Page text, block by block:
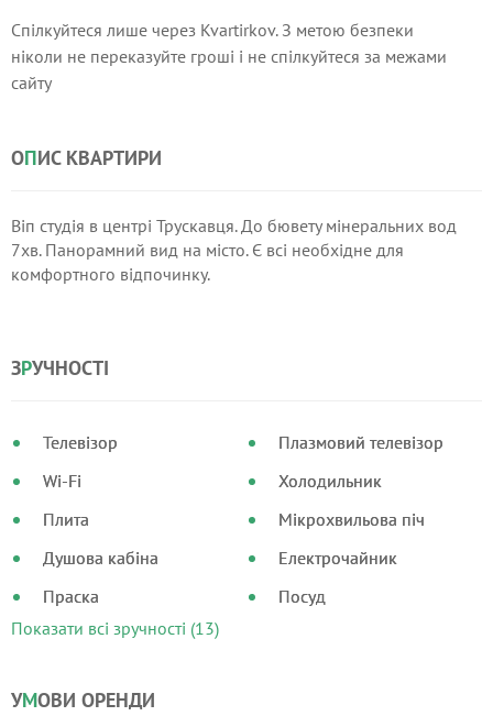
Спілкуйтеся лише через Kvartirkov. З метою безпеки
ніколи не переказуйте гроші і не спілкуйтеся за межами
сайту
ОПИС КВАРТИРИ
Віп студія в центрі Трускавця. До бювету мінеральних вод
7хв. Панорамний вид на місто. Є всі необхідне для
комфортного відпочинку.
ЗРУЧНОСТІ
Телевізор
Wi-Fi
Плита
Душова кабіна
Праска
Плазмовий телевізор
Холодильник
Мікрохвильова піч
Електрочайник
Посуд
Показати всі зручності (13)
УМОВИ ОРЕНДИ